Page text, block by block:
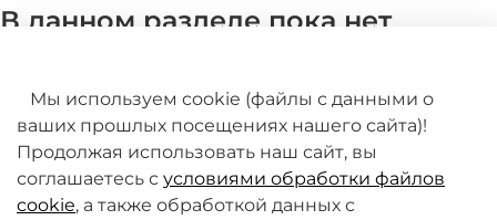
В данном разделе пока нет
Мы используем cookie (файлы с данными о
ваших прошлых посещениях нашего сайта)!
Продолжая использовать наш сайт, вы
соглашаетесь с условиями обработки файлов
cookie, а также обработкой данных с